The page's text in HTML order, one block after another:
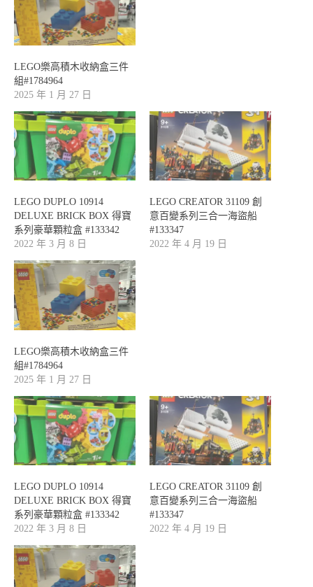
LEGO樂高積木收納盒三件
組#1784964
2025 年 1 月 27 日
LEGO DUPLO 10914
DELUXE BRICK BOX 得寶
系列豪華顆粒盒 #133342
2022 年 3 月 8 日
LEGO CREATOR 31109 創
意百變系列三合一海盜船
#133347
2022 年 4 月 19 日
LEGO樂高積木收納盒三件
組#1784964
2025 年 1 月 27 日
LEGO DUPLO 10914
DELUXE BRICK BOX 得寶
系列豪華顆粒盒 #133342
2022 年 3 月 8 日
LEGO CREATOR 31109 創
意百變系列三合一海盜船
#133347
2022 年 4 月 19 日